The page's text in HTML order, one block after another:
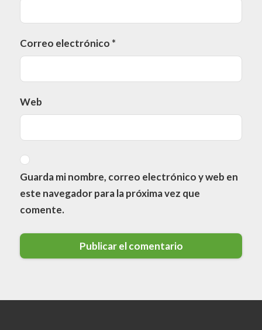
Correo electrónico *
Web
Guarda mi nombre, correo electrónico y web en
este navegador para la próxima vez que
comente.